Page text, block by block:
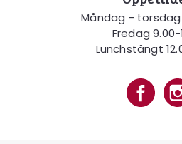
Måndag - torsdag
Fredag 9.00-
Lunchstängt